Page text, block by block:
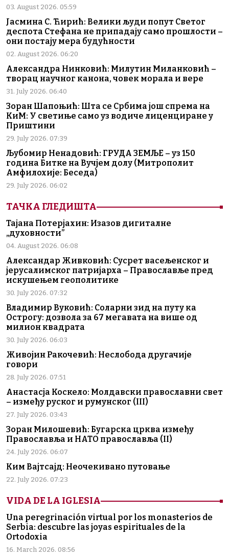
03. August 2026. 05:59
Јасмина С. Ћирић: Велики људи попут Светог
деспота Стефана не припадају само прошлости –
они постају мера будућности
02. August 2026. 06:20
Александра Нинковић: Милутин Миланковић –
творац научног канона, човек морала и вере
31. July 2026. 06:40
Зоран Шапоњић: Шта се Србима још спрема на
КиМ: У светиње само уз водиче лиценциране у
Приштини
29. July 2026. 07:39
Љубомир Ненадовић: ГРУДА ЗЕМЉЕ – уз 150
година Битке на Вучјем долу (Митрополит
Амфилохије: Беседа)
29. July 2026. 06:02
ТАЧКА ГЛЕДИШТА
Тајана Потерјахин: Изазов дигиталне
„духовности”
04. August 2026. 06:08
Александар Живковић: Сусрет васељенског и
јерусалимског патријарха – Православље пред
искушењем геополитике
30. July 2026. 07:32
Владимир Вуковић: Соларни зид на путу ка
Острогу: дозвола за 67 мегавата на више од
милион квадрата
30. July 2026. 06:03
Живојин Ракочевић: Неслобода другачије
говори
28. July 2026. 07:51
Анастасја Коскело: Молдавски православни свет
– између руског и румунског (III)
27. July 2026. 03:43
Зоран Милошевић: Бугарска црква између
Православља и НАТО православља (II)
24. July 2026. 06:07
Ким Вајтсајд: Неочекивано путовање
22. July 2026. 07:23
VIDA DE LA IGLESIA
Una peregrinación virtual por los monasterios de
Serbia: descubre las joyas espirituales de la
Ortodoxia
16. March 2026. 08:56